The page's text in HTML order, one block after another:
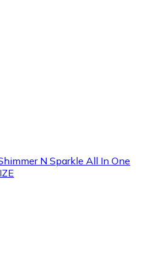
N Sparkle All In One